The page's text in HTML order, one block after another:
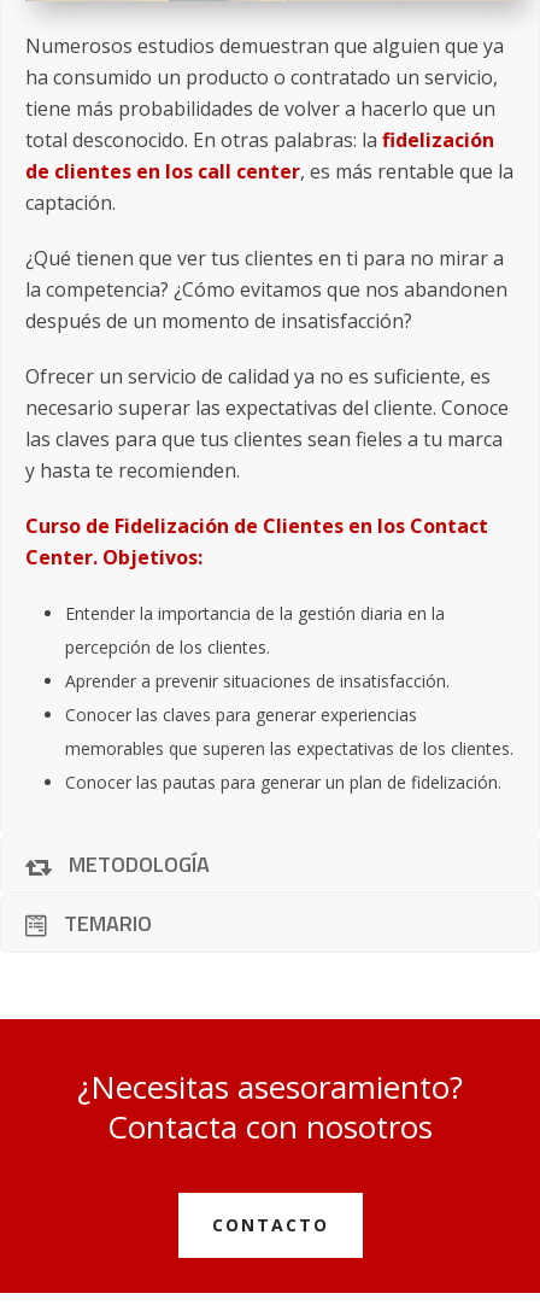
Numerosos estudios demuestran que alguien que ya
ha consumido un producto o contratado un servicio,
tiene más probabilidades de volver a hacerlo que un
total desconocido. En otras palabras: la fidelización
de clientes en los call center, es más rentable que la
captación.
¿Qué tienen que ver tus clientes en ti para no mirar a
la competencia? ¿Cómo evitamos que nos abandonen
después de un momento de insatisfacción?
Ofrecer un servicio de calidad ya no es suficiente, es
necesario superar las expectativas del cliente. Conoce
las claves para que tus clientes sean fieles a tu marca
y hasta te recomienden.
Curso de Fidelización de Clientes en los Contact
Center. Objetivos:
Entender la importancia de la gestión diaria en la
percepción de los clientes.
Aprender a prevenir situaciones de insatisfacción.
Conocer las claves para generar experiencias
memorables que superen las expectativas de los clientes.
Conocer las pautas para generar un plan de fidelización.
METODOLOGÍA
TEMARIO
¿Necesitas asesoramiento?
Contacta con nosotros
CONTACTO